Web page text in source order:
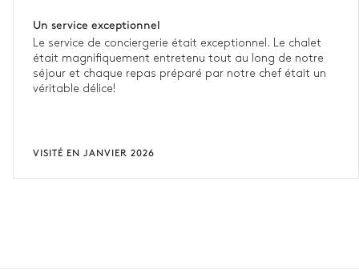
Un service exceptionnel
Le service de conciergerie était exceptionnel. Le chalet
était magnifiquement entretenu tout au long de notre
séjour et chaque repas préparé par notre chef était un
véritable délice!
VISITÉ EN JANVIER 2026